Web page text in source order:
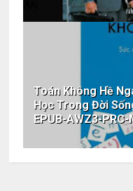
Toán Không Hề
Học Trong Đời
EPUB-AWZ3-PRC-